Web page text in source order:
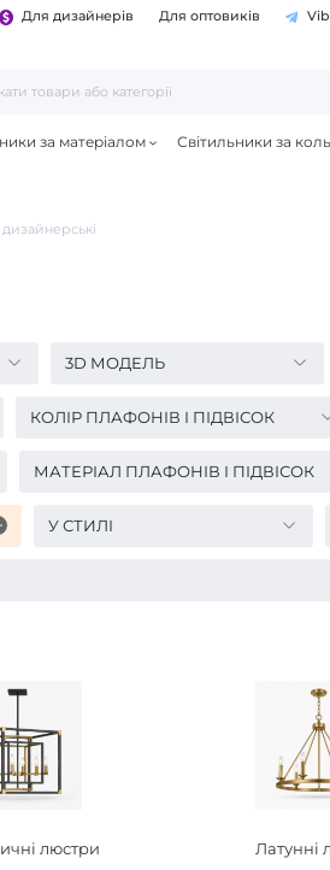
Для дизайнерів Для оптовиків
за матеріалом Світильники за
3D МОДЕЛЬ
КОЛІР ПЛАФОНІВ І ПІДВІСОК
МАТЕРІАЛ ПЛАФОНІВ І ПІДВІСОК
У СТИЛІ
люстри Латунні